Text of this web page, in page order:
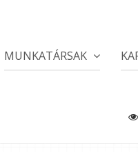
MUNKATÁRSAK